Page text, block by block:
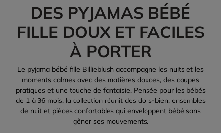
DES PYJAMAS BÉBÉ
FILLE DOUX ET FACILES
À PORTER
Le pyjama bébé fille Billieblush accompagne les nuits et les
moments calmes avec des matières douces, des coupes
pratiques et une touche de fantaisie. Pensée pour les bébés
de 1 à 36 mois, la collection réunit des dors-bien, ensembles
de nuit et pièces confortables qui enveloppent bébé sans
gêner ses mouvements.